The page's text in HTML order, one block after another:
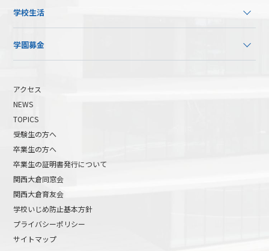
学校生活
学園募金
アクセス
NEWS
TOPICS
受験生の方へ
卒業生の方へ
卒業生の証明書発行について
関西大倉同窓会
関西大倉育友会
学校いじめ防止基本方針
プライバシーポリシー
サイトマップ